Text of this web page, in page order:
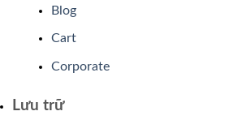
Blog
Cart
Corporate
Lưu trữ